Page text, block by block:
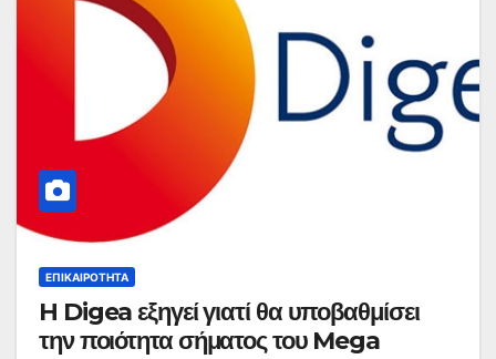
ΕΠΙΚΑΙΡΌΤΗΤΑ
H Digea εξηγεί γιατί θα υποβαθμίσει
την ποιότητα σήματος του Mega